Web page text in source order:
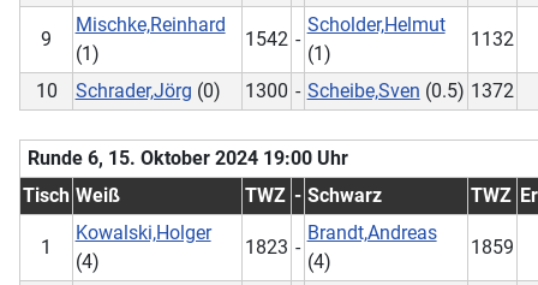
9
Mischke,Reinhard
(1)
1542 -
Scholder,Helmut
(1)
1132
10 Schrader,Jörg (0) 1300 - Scheibe,Sven (0.5) 1372
Runde 6, 15. Oktober 2024 19:00 Uhr
Tisch Weiß TWZ - Schwarz TWZ
1
Kowalski,Holger
(4)
1823 -
Brandt,Andreas
(4)
1859